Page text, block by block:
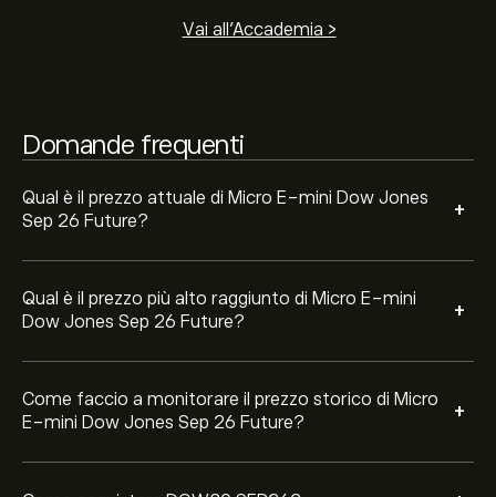
Vai all'Accademia >
Domande frequenti
Qual è il prezzo attuale di Micro E-mini Dow Jones
Sep 26 Future?
+
Qual è il prezzo più alto raggiunto di Micro E-mini
Dow Jones Sep 26 Future?
+
Come faccio a monitorare il prezzo storico di Micro
E-mini Dow Jones Sep 26 Future?
+
prezzo di Micro E-mini Dow Jones Sep 26 Future è
oscillato tra 0‎$‎ nel corso dell'ultimo anno.
Per acquistare DOW30.SEP26, visita la pagina "Micro
desideri acquistare. Puoi anche effettuare un ordine per
un acquisto DOW30.SEP26 a un prezzo specifico in
futuro.